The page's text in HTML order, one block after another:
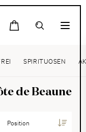
SPIRITUOSEN
de Beaune